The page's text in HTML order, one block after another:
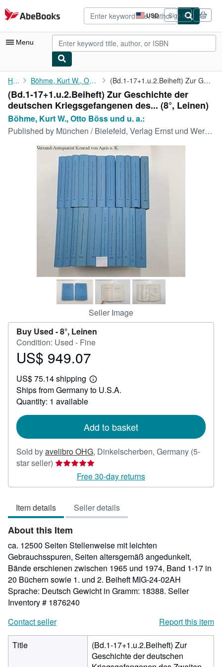
Skip to main content
AbeBooks.com USD
Site
shopping
preferences
Sign in
Menu
My Account
My Purchases
Advanced Search
Browse Collections
Rare Books
Art & Collectibles
CLOSE
Home Böhme, Kurt W., Otto Böss und u. a.: (Bd.1-17+1.u.2.Beiheft) Zur Geschichte der deutschen ...
(Bd.1-17+1.u.2.Beiheft) Zur Geschichte der
deutschen Kriegsgefangenen des... (8°, Leinen)
Böhme, Kurt W., Otto Böss und u. a.:
Published by München / Bielefeld, Verlag Ernst und Werner Gieseking, 1974
Seller Image
Buy Used -8°, Leinen
Condition: Used - Fine
Price
949.07
US$ 949.07
US$ 75.14 shipping
Learn
more
Ships from Germany to U.S.A.
Quantity: 1 available
Add to basket
Sold byavelibro OHG, Dinkelscherben, Germany (5-
star seller) Seller
5
of
5
stars
Free 30-day returns
Item details Seller details
About this Item
ca. 12500 Seiten Stellenweise mit leichten
Gebrauchsspuren, Seiten altersgemäß angedunkelt,
Bände erschienen zwischen 1965 und 1974, Band 1-17 in
20 Büchern sowie 1. und 2. Beiheft MIG-24-02AH
Sprache: Deutsch Gewicht in Gramm: 18388. Seller
Inventory # 1876240
Contact seller
Report this item
Title
(Bd.1-17+1.u.2.Beiheft) Zur
Geschichte der deutschen